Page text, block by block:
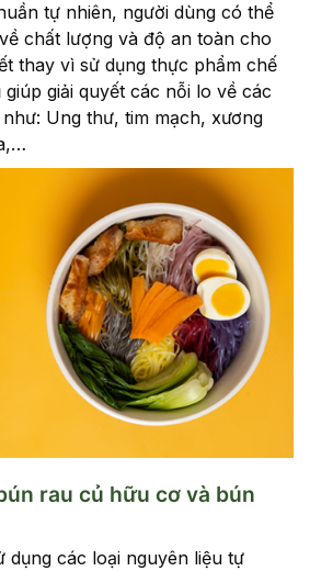
tự nhiên, người dùng có thể
chất lượng và độ an toàn cho
thay vì sử dụng thực phẩm chế
giải quyết các nỗi lo về các
Ung thư, tim mạch, xương
rau củ hữu cơ và bún
dụng các loại nguyên liệu tự